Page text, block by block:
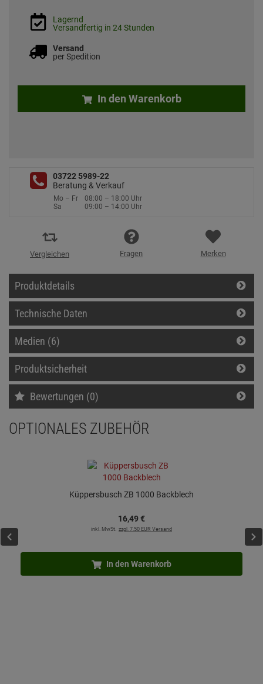
Lagernd
Versandfertig in 24 Stunden
Versand
per Spedition
In den Warenkorb
03722 5989-22
Beratung & Verkauf
Mo – Fr
08:00 – 18:00 Uhr
Sa
09:00 – 14:00 Uhr
Vergleichen Fragen Merken
Produktdetails
Technische Daten
Medien (6)
Produktsicherheit
Bewertungen (0)
OPTIONALES ZUBEHÖR
Küppersbusch ZB 1000 Backblech
16,49€
inkl. MwSt. zzgl. 7.50 EUR Versand
In den Warenkorb